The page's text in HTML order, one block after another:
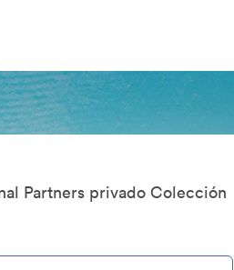
Partners privado Colección